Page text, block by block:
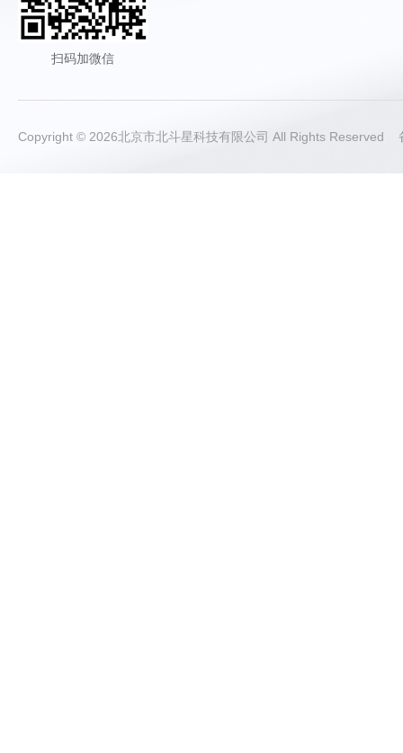
扫码加微信
Copyright © 2026北京市北斗星科技有限公司 All Rights Reserved